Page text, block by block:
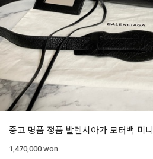
중고 명품 정품 발렌시아가 모터백 미니
1,470,000won